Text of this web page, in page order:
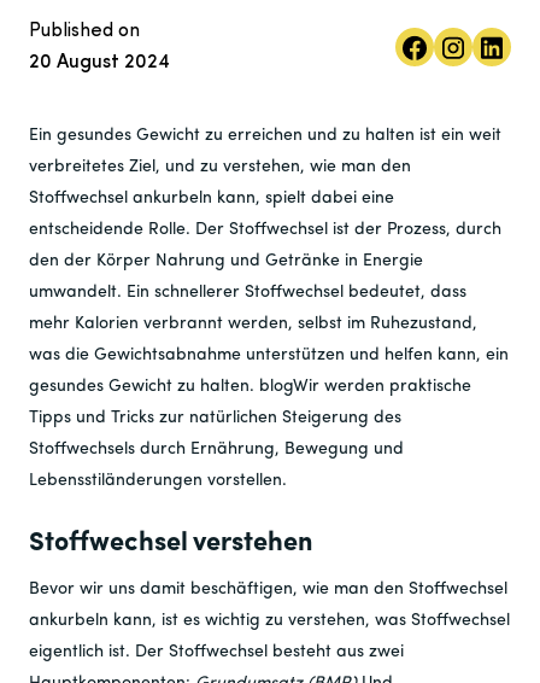
Published on
20 August 2024
Ein gesundes Gewicht zu erreichen und zu halten ist ein weit
verbreitetes Ziel, und zu verstehen, wie man den
Stoffwechsel ankurbeln kann, spielt dabei eine
entscheidende Rolle. Der Stoffwechsel ist der Prozess, durch
den der Körper Nahrung und Getränke in Energie
umwandelt. Ein schnellerer Stoffwechsel bedeutet, dass
mehr Kalorien verbrannt werden, selbst im Ruhezustand,
was die Gewichtsabnahme unterstützen und helfen kann, ein
gesundes Gewicht zu halten. blogWir werden praktische
Tipps und Tricks zur natürlichen Steigerung des
Stoffwechsels durch Ernährung, Bewegung und
Lebensstiländerungen vorstellen.
Stoffwechsel verstehen
Bevor wir uns damit beschäftigen, wie man den Stoffwechsel
ankurbeln kann, ist es wichtig zu verstehen, was Stoffwechsel
eigentlich ist. Der Stoffwechsel besteht aus zwei